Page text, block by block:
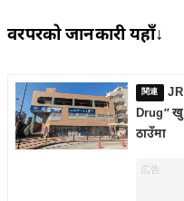
वरपरको जानकारी यहाँ↓
Drug”
ठाउँमा